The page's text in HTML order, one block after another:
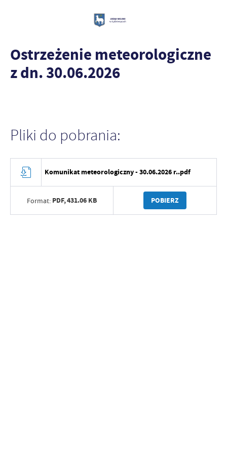
Ostrzeżenie meteorologiczne
z dn. 30.06.2026
Pliki do pobrania:
Komunikat meteorologiczny - 30.06.2026 r..pdf
Format: PDF,431.06 KB POBIERZ